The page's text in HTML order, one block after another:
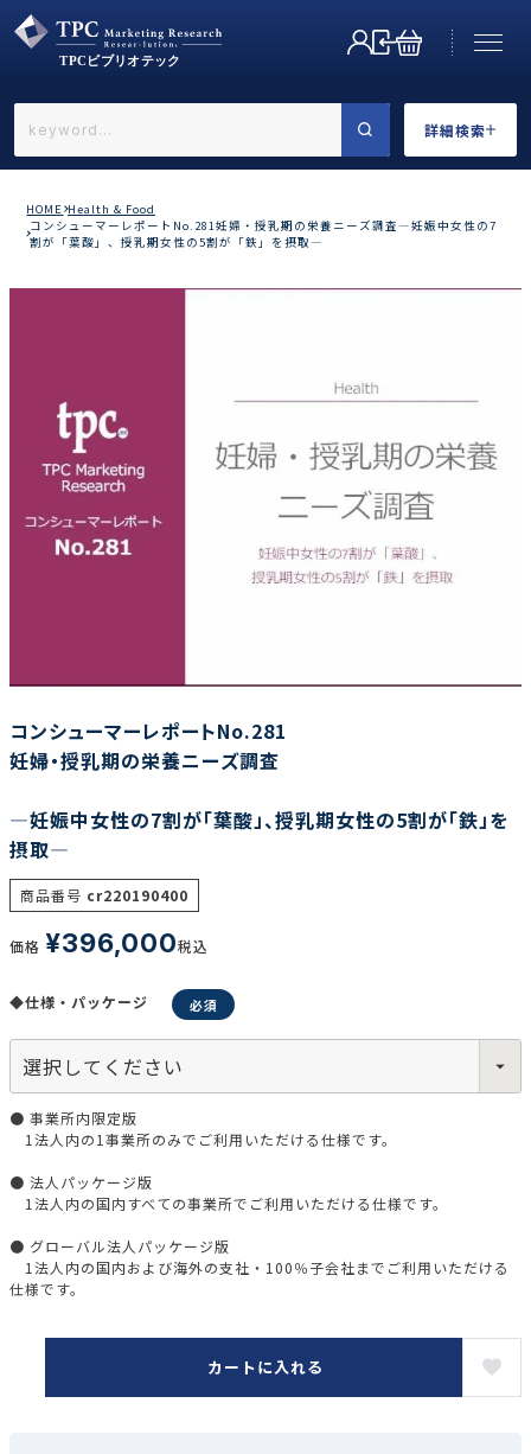
詳細検索
←戻る
カテゴリで選ぶ
HOME Health & Food
コンシューマーレポートNo.281妊婦・授乳期の栄養ニーズ調査―妊娠中女性の7
割が「葉酸」、授乳期女性の5割が「鉄」を摂取―
コンシューマーレポートNo.281
妊婦・授乳期の栄養ニーズ調査
―妊娠中女性の7割が「葉酸」、授乳期女性の5割が「鉄」を
摂取―
商品番号 cr220190400
価格 ¥396,000税込
◆仕様・パッケージ
● 事業所内限定版
1法人内の1事業所のみでご利用いただける仕様です。
● 法人パッケージ版
1法人内の国内すべての事業所でご利用いただける仕様です。
● グローバル法人パッケージ版
1法人内の国内および海外の支社・100％子会社までご利用いただける
仕様です。
カートに入れる